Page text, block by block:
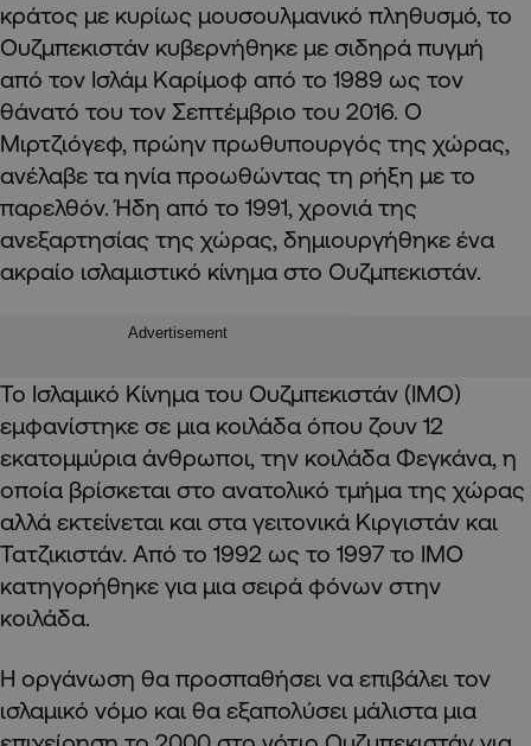
κράτος με κυρίως μουσουλμανικό πληθυσμό, το
Ουζμπεκιστάν κυβερνήθηκε με σιδηρά πυγμή
από τον Ισλάμ Καρίμοφ από το 1989 ως τον
θάνατό του τον Σεπτέμβριο του 2016. Ο
Μιρτζιόγεφ, πρώην πρωθυπουργός της χώρας,
ανέλαβε τα ηνία προωθώντας τη ρήξη με το
παρελθόν. Ήδη από το 1991, χρονιά της
ανεξαρτησίας της χώρας, δημιουργήθηκε ένα
ακραίο ισλαμιστικό κίνημα στο Ουζμπεκιστάν.
Advertisement
Το Ισλαμικό Κίνημα του Ουζμπεκιστάν (IMO)
εμφανίστηκε σε μια κοιλάδα όπου ζουν 12
εκατομμύρια άνθρωποι, την κοιλάδα Φεγκάνα, η
οποία βρίσκεται στο ανατολικό τμήμα της χώρας
αλλά εκτείνεται και στα γειτονικά Κιργιστάν και
Τατζικιστάν. Από το 1992 ως το 1997 το IMO
κατηγορήθηκε για μια σειρά φόνων στην
κοιλάδα.
Η οργάνωση θα προσπαθήσει να επιβάλει τον
ισλαμικό νόμο και θα εξαπολύσει μάλιστα μια